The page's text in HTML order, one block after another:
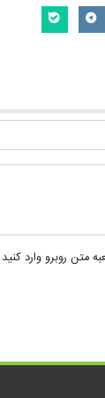
متن روبرو وارد کنید